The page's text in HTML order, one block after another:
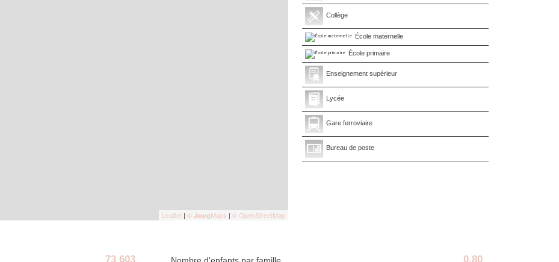
Leaflet | © JawgMaps | © OpenStreetMap
Collège
École maternelle
École primaire
Enseignement supérieur
Lycée
Gare ferroviaire
Bureau de poste
73 603 0,80